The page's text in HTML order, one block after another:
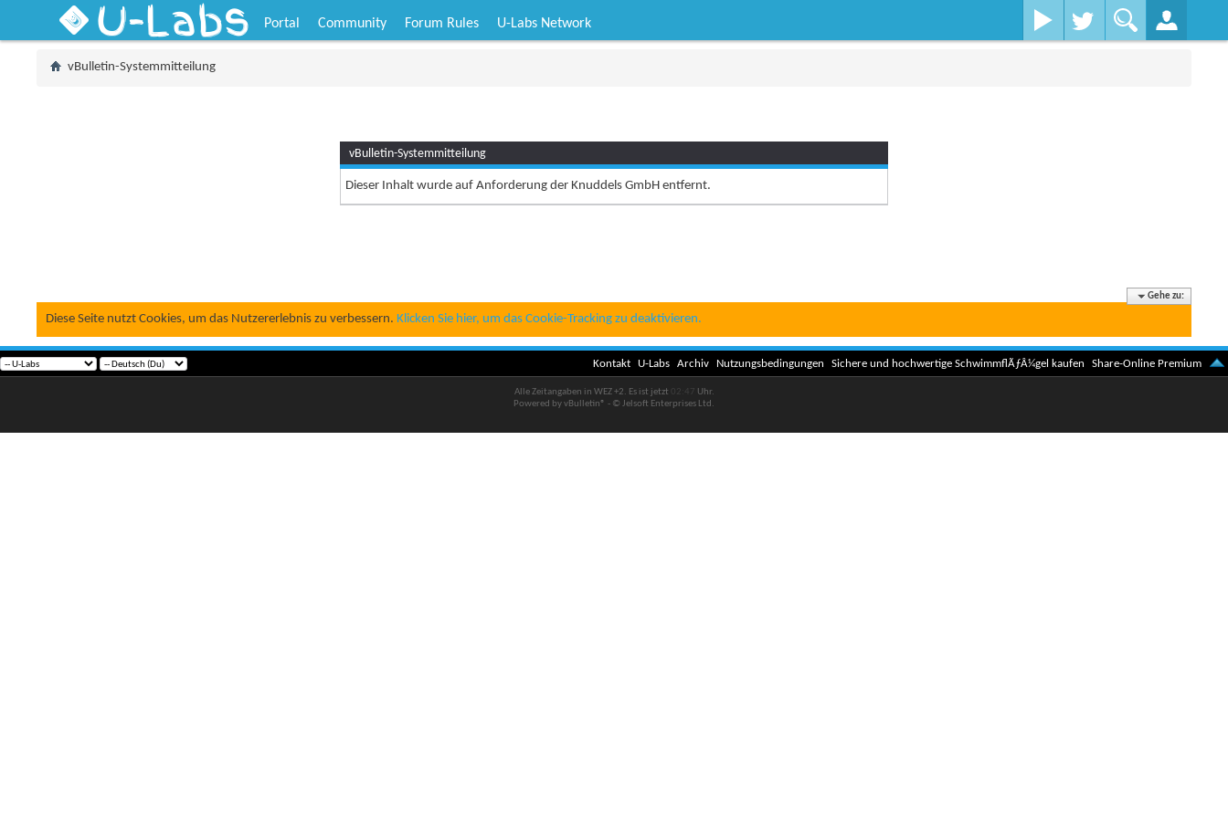
U-Labs Portal Community Forum Rules U-Labs Network
vBulletin-Systemmitteilung
vBulletin-Systemmitteilung
Dieser Inhalt wurde auf Anforderung der Knuddels GmbH entfernt.
Gehe zu:
Diese Seite nutzt Cookies, um das Nutzererlebnis zu verbessern. Klicken Sie hier, um das Cookie-Tracking zu deaktivieren.
Kontakt U-Labs Archiv Nutzungsbedingungen Sichere und hochwertige SchwimmflÃƒÂ¼gel kaufen Share-Online Premium
Alle Zeitangaben in WEZ +2. Es ist jetzt 02:47 Uhr.
Powered by vBulletin® - © Jelsoft Enterprises Ltd.